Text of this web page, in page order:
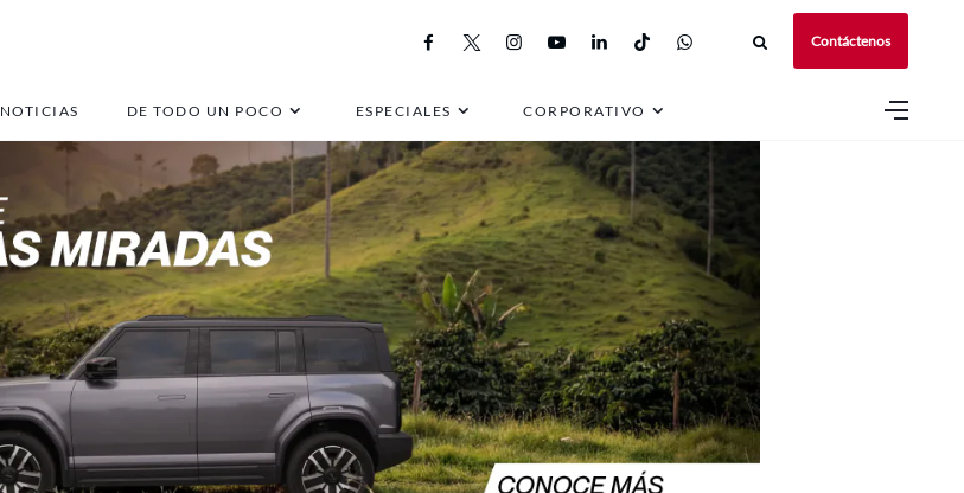
Contáctenos
NOTICIAS DE TODO UN POCO ESPECIALES CORPORATIVO